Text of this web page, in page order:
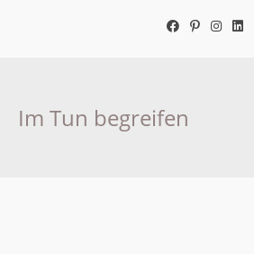
Im Tun begreifen